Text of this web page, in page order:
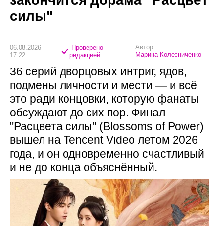
силы"
06.08.2026
17:22
Проверено
редакцией
Автор:
Марина Колесниченко
36 серий дворцовых интриг, ядов,
подмены личности и мести — и всё
это ради концовки, которую фанаты
обсуждают до сих пор. Финал
"Расцвета силы" (Blossoms of Power)
вышел на Tencent Video летом 2026
года, и он одновременно счастливый
и не до конца объяснённый.